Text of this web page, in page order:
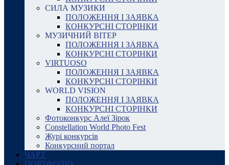
СИЛА МУЗИКИ
ПОЛОЖЕННЯ І ЗАЯВКА
КОНКУРСНІ СТОРІНКИ
МУЗИЧНИЙ ВІТЕР
ПОЛОЖЕННЯ І ЗАЯВКА
КОНКУРСНІ СТОРІНКИ
VIRTUOSO
ПОЛОЖЕННЯ І ЗАЯВКА
КОНКУРСНІ СТОРІНКИ
WORLD VISION
ПОЛОЖЕННЯ І ЗАЯВКА
КОНКУРСНІ СТОРІНКИ
Фотоконкурс Алеї Зірок
Constellation World Photo Fest
Журі конкурсів
Конкурсний портал
ЧАРТ